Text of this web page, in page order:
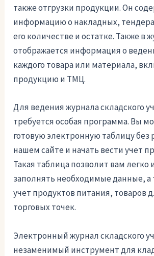
также отгрузки продукции. Он
информацию о накладных,
его количестве и остатке. Также в
отображается информация о
каждого товара или материала,
продукцию и ТМЦ.
Для ведения журнала складского
требуется особая программа. Вы
готовую электронную таблицу без
нашем сайте и начать вести учет
Такая таблица позволит вам легко
заполнять необходимые данные, а
учет продуктов питания, товаров
торговых точек.
Электронный журнал складского
незаменимый инструмент для